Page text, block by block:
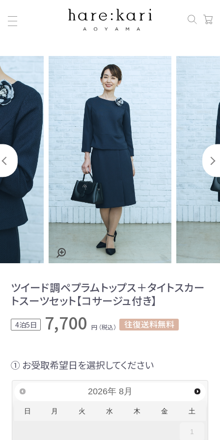
ツイード調ペプラムトップス＋タイトスカー
トスーツセット【コサージュ付き】
4泊5日 7,700 円 （税込） 往復送料無料
① お受取希望日を選択してください
2026年 8月
日 月 火 水 木 金 土
1